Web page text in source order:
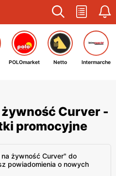
POLOmarket Netto Intermarche
Curver -
promocyjne
żywność Curver" do
powiadomienia o nowych